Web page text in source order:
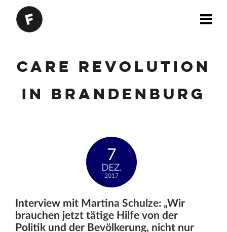
Care Revolution
in Brandenburg
7
DEZ.
2017
Interview mit Martina Schulze: „Wir
brauchen jetzt tätige Hilfe von der
Politik und der Bevölkerung, nicht nur